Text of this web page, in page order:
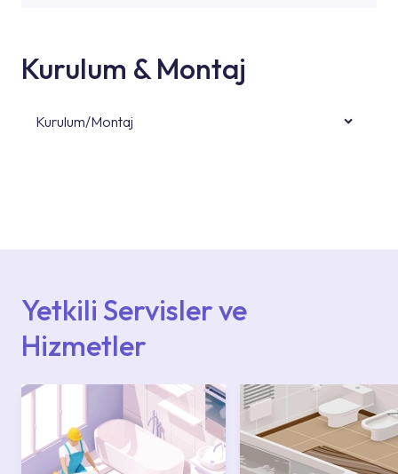
Kurulum & Montaj
Kurulum/Montaj
Yetkili Servisler ve
Hizmetler